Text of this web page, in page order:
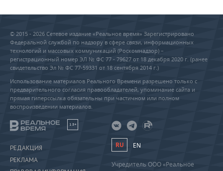
© 2015 - 2026 Сетевое издание «Реальное время» Зарегистрировано
Федеральной службой по надзору в сфере связи, информационных
технологий и массовых коммуникаций (Роскомнадзор) –
регистрационный номер ЭЛ № ФС 77 - 79627 от 18 декабря 2020 г. (ранее
свидетельство Эл № ФС 77-59331 от 18 сентября 2014 г.)
Использование материалов Реального Времени разрешено только с
предварительного согласия правообладателей, упоминание сайта и
прямая гиперссылка обязательны при частичном или полном
воспроизведении материалов.
18+
РЕДАКЦИЯ
РЕКЛАМА
RU EN
Учредитель ООО «Реальное